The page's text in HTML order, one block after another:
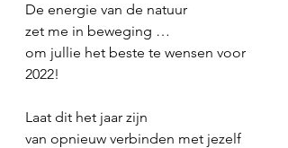
De energie van de natuur
zet me in beweging …
om jullie het beste te wensen voor
2022!
Laat dit het jaar zijn
van opnieuw verbinden met jezelf